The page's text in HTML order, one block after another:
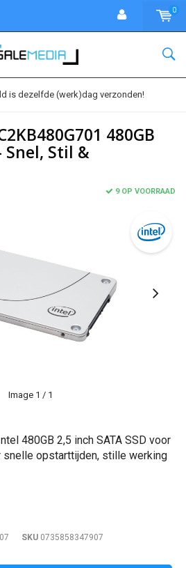
0
is dezelfde (werk)dag verzonden!
480GB
Snel, Stil &
9 OP VOORRAAD
Image 1 / 1
480GB 2,5 inch SATA SSD voor
snelle opstarttijden, stille werking
SKU 0735858347907